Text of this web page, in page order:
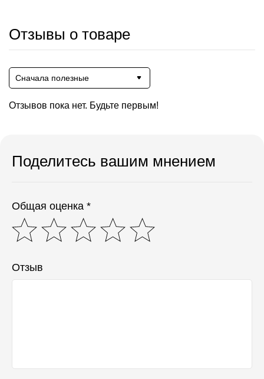
Отзывы о товаре
Сначала полезные
Отзывов пока нет. Будьте первым!
Поделитесь вашим мнением
Общая оценка *
Отзыв